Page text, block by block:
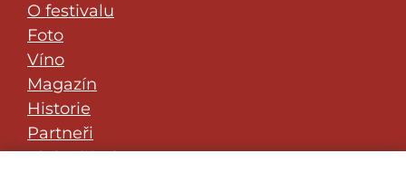
O festivalu
Foto
Víno
Magazín
Historie
Partneři
Klub přátel